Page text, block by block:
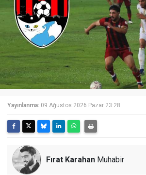
Yayınlanma: 09 Ağustos 2026 Pazar 23:28
Fırat Karahan Muhabir